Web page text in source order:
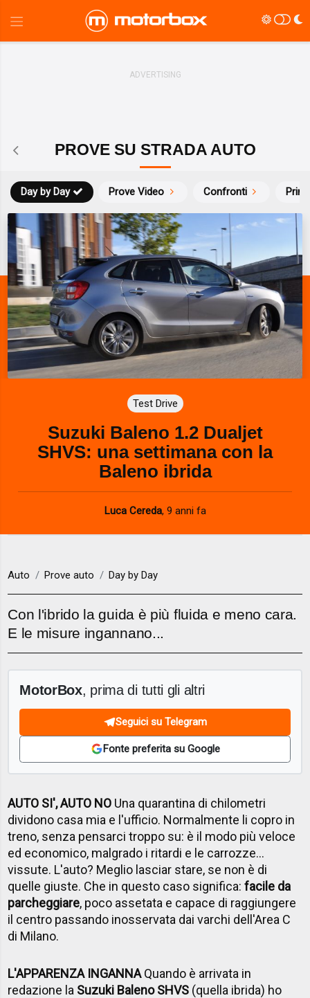
PROVE SU STRADA AUTO
Prove Video Confronti
Day by Day
Test Drive
Suzuki Baleno 1.2 Dualjet
SHVS: una settimana con la
Baleno ibrida
Luca Cereda, 9 anni fa
Auto Prove auto Day by Day
Con l'ibrido la guida è più fluida e meno cara.
E le misure ingannano...
MotorBox, prima di tutti gli altri
Seguici su Telegram
Fonte preferita su Google
AUTO SI', AUTO NO Una quarantina di chilometri
dividono casa mia e l'ufficio. Normalmente li copro in
treno, senza pensarci troppo su: è il modo più veloce
ed economico, malgrado i ritardi e le carrozze...
vissute. L'auto? Meglio lasciar stare, se non è di
quelle giuste. Che in questo caso significa:facile da
parcheggiare, poco assetata e capace di raggiungere
il centro passando inosservata dai varchi dell'Area C
di Milano.
L'APPARENZA INGANNAQuando è arrivata in
redazione la Suzuki Baleno SHVS (quella ibrida) ho